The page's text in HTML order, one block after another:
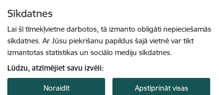
Sīkdatnes
Lai šī tīmekļvietne darbotos, tā izmanto obligāti nepieciešamās
sīkdatnes. Ar Jūsu piekrišanu papildus šajā vietnē var tikt
izmantotas statistikas un sociālo mediju sīkdatnes.
Lūdzu, atzīmējiet savu izvēli:
Noraidīt Apstiprināt visas